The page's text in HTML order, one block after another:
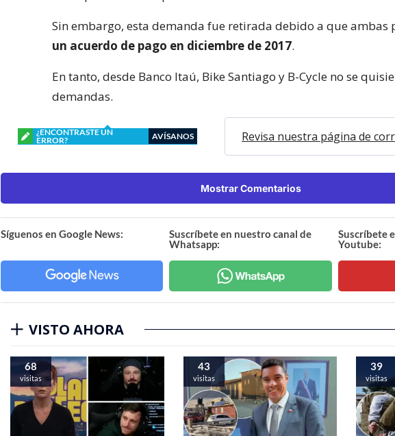
Sin embargo, esta demanda fue retirada debido a que ambas
un acuerdo de pago en diciembre de 2017.
En tanto, desde Banco Itaú, Bike Santiago y B-Cycle no se
demandas.
¿ENCONTRASTE UN
ERROR?
AVÍSANOS Revisa nuestra página de
Mostrar Comentarios
Síguenos en Google News:
Suscríbete en nuestro canal de
Whatsapp:
Suscríbete
Youtube:
VISTO AHORA
68
visitas
43
visitas
39
visitas